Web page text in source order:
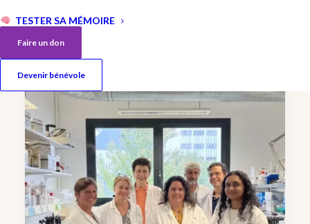
TESTER SA MÉMOIRE
Faire un don
Devenir bénévole
Strasbourg et…